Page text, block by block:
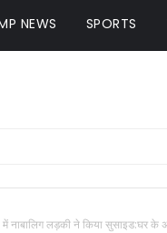
NEWS SPORTS
नाबालिग लड़की ने किया सुसाइड:घर के